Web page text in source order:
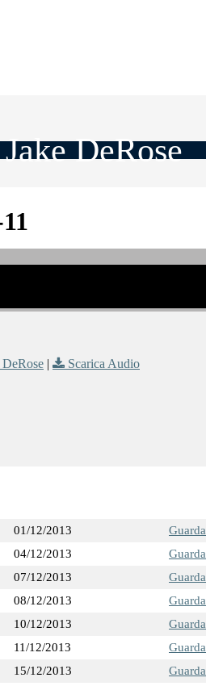
DeRose
| Scarica Audio
01/12/2013 Guarda
04/12/2013 Guarda
07/12/2013 Guarda
08/12/2013 Guarda
10/12/2013
Guarda
11/12/2013 Guarda
15/12/2013 Guarda